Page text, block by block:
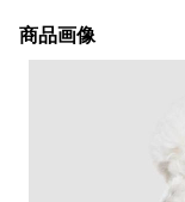
商品画像